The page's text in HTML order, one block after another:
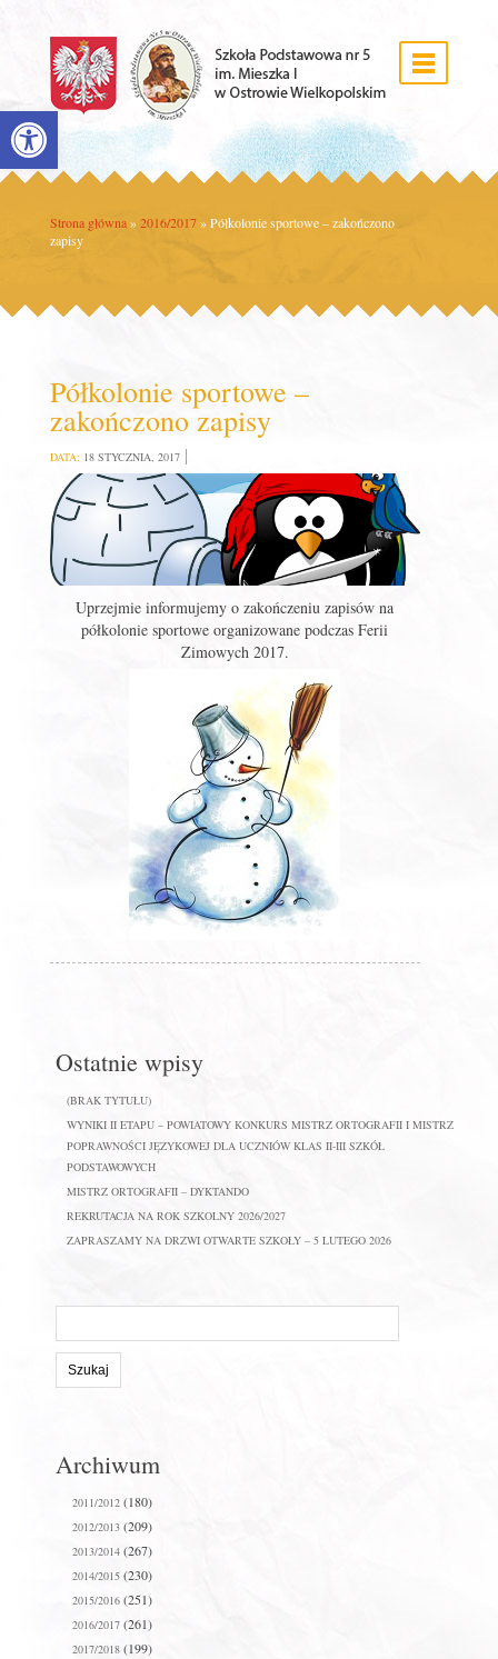
Open toolbar
Strona główna » 2016/2017 »Półkolonie sportowe – zakończono
zapisy
Półkolonie sportowe –
zakończono zapisy
DATA: 18 STYCZNIA, 2017
Uprzejmie informujemy o zakończeniu zapisów na
półkolonie sportowe organizowane podczas Ferii
Zimowych 2017.
Ostatnie wpisy
(BRAK TYTUŁU)
WYNIKI II ETAPU – POWIATOWY KONKURS MISTRZ ORTOGRAFII I MISTRZ
POPRAWNOŚCI JĘZYKOWEJ DLA UCZNIÓW KLAS II-III SZKÓŁ
PODSTAWOWYCH
MISTRZ ORTOGRAFII – DYKTANDO
REKRUTACJA NA ROK SZKOLNY 2026/2027
ZAPRASZAMY NA DRZWI OTWARTE SZKOŁY – 5 LUTEGO 2026
stronie:
Archiwum
2011/2012(180)
2012/2013(209)
2013/2014(267)
2014/2015(230)
2015/2016(251)
2016/2017(261)
2017/2018(199)